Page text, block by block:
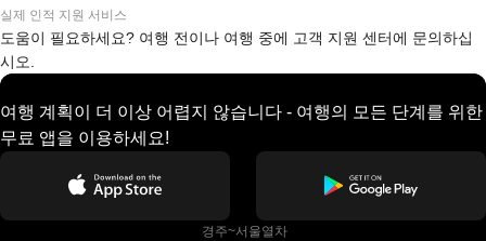
실제 인적 지원 서비스
도움이 필요하세요? 여행 전이나 여행 중에 고객 지원 센터에 문의하십
시오.
여행 계획이 더 이상 어렵지 않습니다 - 여행의 모든 단계를 위한
무료 앱을 이용하세요!
경주~서울열차